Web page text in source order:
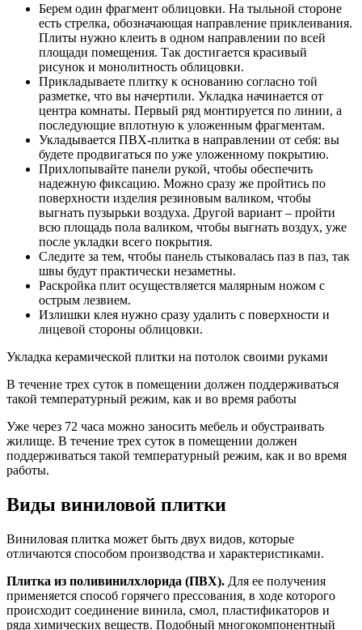
Берем один фрагмент облицовки. На тыльной стороне
есть стрелка, обозначающая направление приклеивания.
Плиты нужно клеить в одном направлении по всей
площади помещения. Так достигается красивый
рисунок и монолитность облицовки.
Прикладываете плитку к основанию согласно той
разметке, что вы начертили. Укладка начинается от
центра комнаты. Первый ряд монтируется по линии, а
последующие вплотную к уложенным фрагментам.
Укладывается ПВХ-плитка в направлении от себя: вы
будете продвигаться по уже уложенному покрытию.
Прихлопывайте панели рукой, чтобы обеспечить
надежную фиксацию. Можно сразу же пройтись по
поверхности изделия резиновым валиком, чтобы
выгнать пузырьки воздуха. Другой вариант – пройти
всю площадь пола валиком, чтобы выгнать воздух, уже
после укладки всего покрытия.
Следите за тем, чтобы панель стыковалась паз в паз, так
швы будут практически незаметны.
Раскройка плит осуществляется малярным ножом с
острым лезвием.
Излишки клея нужно сразу удалить с поверхности и
лицевой стороны облицовки.
Укладка керамической плитки на потолок своими руками
В течение трех суток в помещении должен поддерживаться
такой температурный режим, как и во время работы
Уже через 72 часа можно заносить мебель и обустраивать
жилище. В течение трех суток в помещении должен
поддерживаться такой температурный режим, как и во время
работы.
Виды виниловой плитки
Виниловая плитка может быть двух видов, которые
отличаются способом производства и характеристиками.
Плитка из поливинилхлорида (ПВХ). Для ее получения
применяется способ горячего прессования, в ходе которого
происходит соединение винила, смол, пластификаторов и
ряда химических веществ. Подобный многокомпонентный